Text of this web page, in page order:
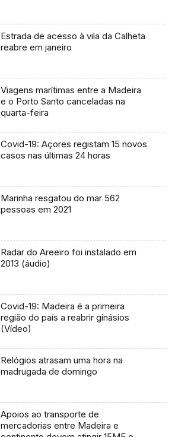
Estrada de acesso à vila da Calheta
reabre em janeiro
Viagens marítimas entre a Madeira
e o Porto Santo canceladas na
quarta-feira
Covid-19: Açores registam 15 novos
casos nas últimas 24 horas
Marinha resgatou do mar 562
pessoas em 2021
Radar do Areeiro foi instalado em
2013 (áudio)
Covid-19: Madeira é a primeira
região do país a reabrir ginásios
(Vídeo)
Relógios atrasam uma hora na
madrugada de domingo
Apoios ao transporte de
mercadorias entre Madeira e